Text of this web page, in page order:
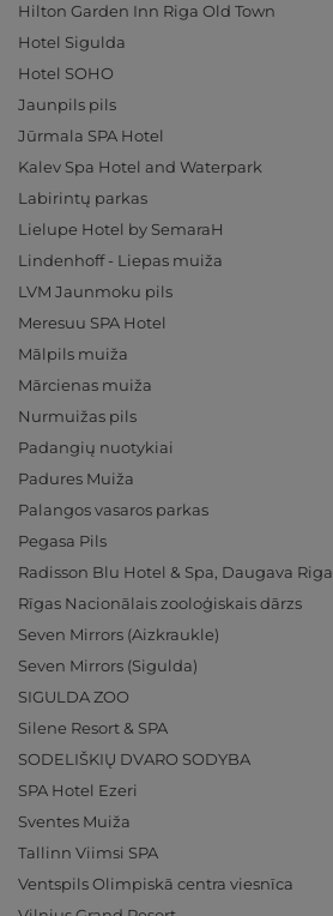
Hilton Garden Inn Riga Old Town
Hotel Sigulda
Hotel SOHO
Jaunpils pils
Jūrmala SPA Hotel
Kalev Spa Hotel and Waterpark
Labirintų parkas
Lielupe Hotel by SemaraH
Lindenhoff - Liepas muiža
LVM Jaunmoku pils
Meresuu SPA Hotel
Mālpils muiža
Mārcienas muiža
Nurmuižas pils
Padangių nuotykiai
Padures Muiža
Palangos vasaros parkas
Pegasa Pils
Radisson Blu Hotel & Spa, Daugava Riga
Rīgas Nacionālais zooloģiskais dārzs
Seven Mirrors (Aizkraukle)
Seven Mirrors (Sigulda)
SIGULDA ZOO
Silene Resort & SPA
SODELIŠKIŲ DVARO SODYBA
SPA Hotel Ezeri
Sventes Muiža
Tallinn Viimsi SPA
Ventspils Olimpiskā centra viesnīca